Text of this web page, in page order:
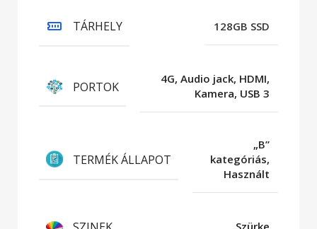
TÁRHELY 128GB SSD
PORTOK
4G, Audio jack, HDMI,
Kamera, USB 3
TERMÉK ÁLLAPOT
„B”
kategóriás,
Használt